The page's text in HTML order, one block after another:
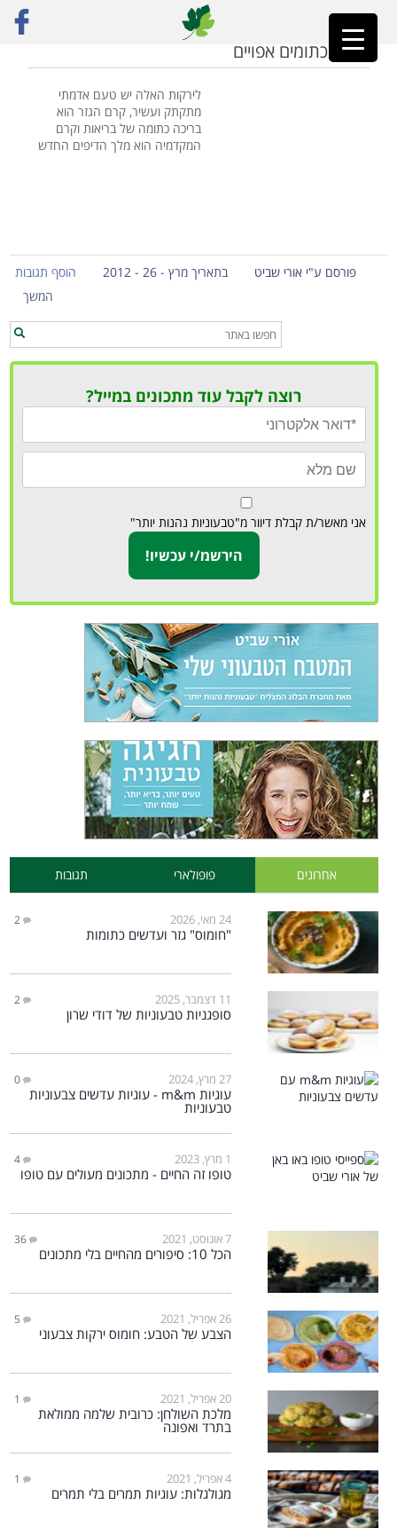
ראשי»חג טבעוני
ירקות כתומים אפויים
לירקות האלה יש טעם אדמתי
מתקתק ועשיר, קרם הגזר הוא
בריכה כתומה של בריאות וקרם
המקדמיה הוא מלך הדיפים החדש
פורסם ע"י אורי שביט בתאריך מרץ - 26 - 2012
הוסף תגובות
המשך
רוצה לקבל עוד מתכונים במייל?
אני מאשר/ת קבלת דיוור מ"טבעוניות נהנות יותר"
אחרונים פופולארי תגובות
24 מאי, 2026 2
"חומוס" גזר ועדשים כתומות
11 דצמבר, 2025 2
סופגניות טבעוניות של דודי שרון
27 מרץ, 2024 0
עוגיות m&m - עוגיות עדשים צבעוניות
טבעוניות
1 מרץ, 2023 4
טופו זה החיים - מתכונים מעולים עם טופו
7 אוגוסט, 2021 36
הכל 10: סיפורים מהחיים בלי מתכונים
26 אפריל, 2021 5
הצבע של הטבע: חומוס ירקות צבעוני
20 אפריל, 2021 1
מלכת השולחן: כרובית שלמה ממולאת
בתרד ואפונה
4 אפריל, 2021 1
מגולגלות: עוגיות תמרים בלי תמרים